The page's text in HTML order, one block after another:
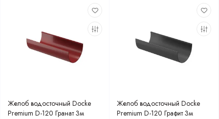
Желоб водосточный Docke
Premium D-120 Гранат 3м
Желоб водосточный Docke
Premium D-120 Графит 3м